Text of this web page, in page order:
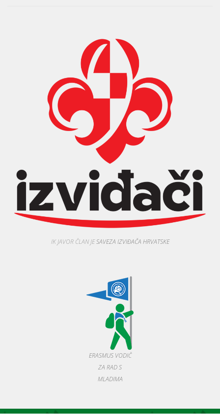
IK JAVOR ČLAN JESAVEZA IZVIĐAČA HRVATSKE
ERASMUS VODIČ
ZA RAD S
MLADIMA